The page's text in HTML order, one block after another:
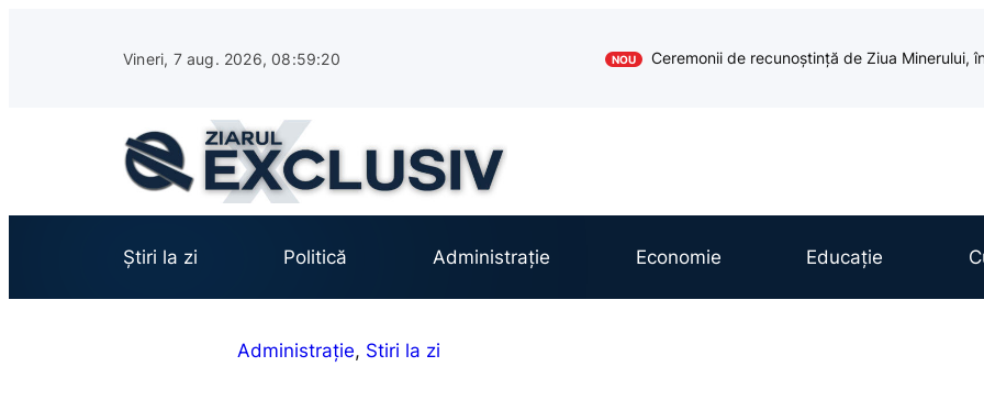
Vineri, 7 aug. 2026, 08:59:21 NOU Ceremonii de recunoștință de Ziua Minerului,
Știri la zi Politică Administrație Economie Educație
Administrație, Stiri la zi